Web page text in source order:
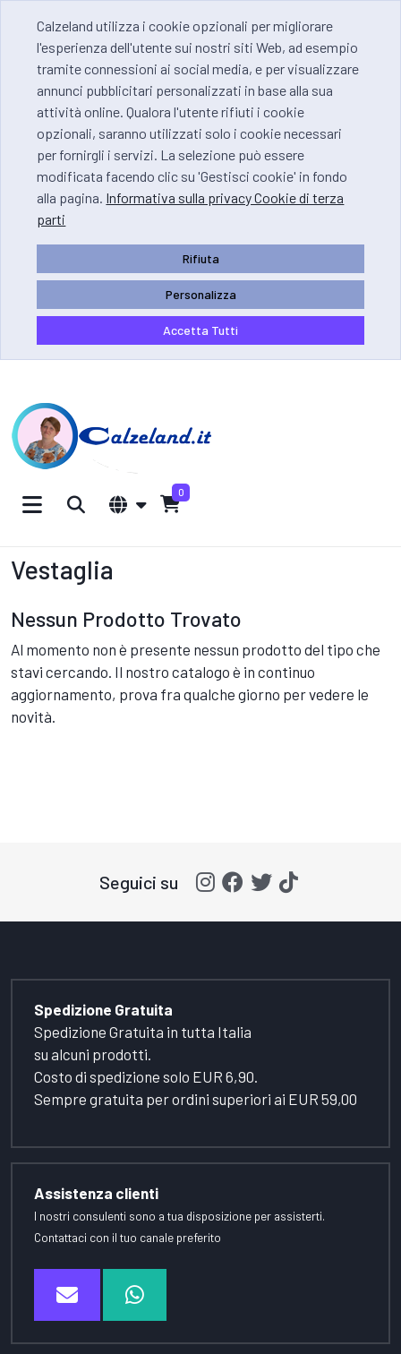
Calzeland utilizza i cookie opzionali per migliorare
l'esperienza dell'utente sui nostri siti Web, ad esempio
tramite connessioni ai social media, e per visualizzare
annunci pubblicitari personalizzati in base alla sua
attività online. Qualora l'utente rifiuti i cookie
opzionali, saranno utilizzati solo i cookie necessari
per fornirgli i servizi. La selezione può essere
modificata facendo clic su 'Gestisci cookie' in fondo
alla pagina. Informativa sulla privacy Cookie di terza
parti
Rifiuta
Personalizza
Accetta Tutti
0
Vestaglia
Nessun Prodotto Trovato
Al momento non è presente nessun prodotto del tipo che
stavi cercando. Il nostro catalogo è in continuo
aggiornamento, prova fra qualche giorno per vedere le
novità.
Seguici su
Spedizione Gratuita
Spedizione Gratuita in tutta Italia
su alcuni prodotti.
Costo di spedizione solo EUR 6,90.
Sempre gratuita per ordini superiori ai EUR 59,00
Assistenza clienti
I nostri consulenti sono a tua disposizione per assisterti.
Contattaci con il tuo canale preferito